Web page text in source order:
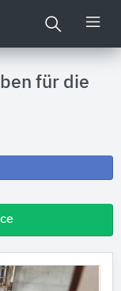
für die